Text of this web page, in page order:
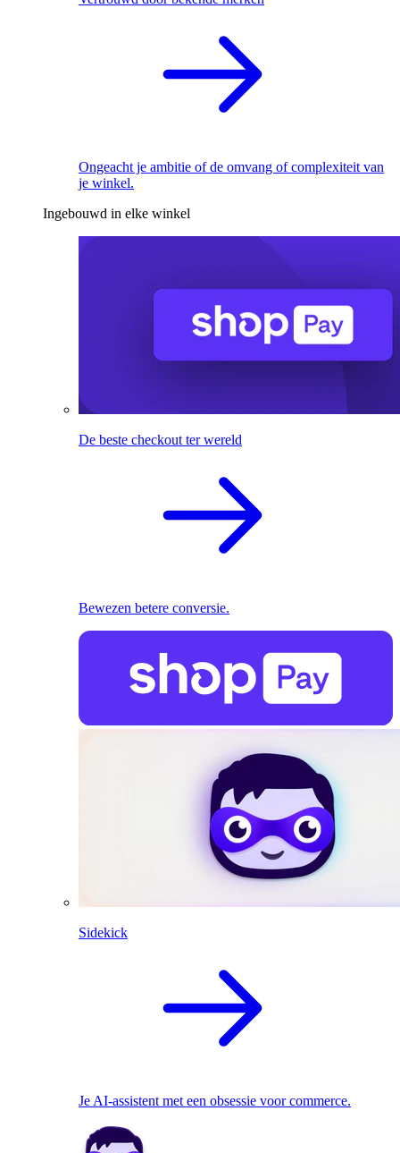
Ongeacht je ambitie of de omvang of complexiteit van
je winkel.
Ingebouwd in elke winkel
De beste checkout ter wereld
Bewezen betere conversie.
Sidekick
Je AI-assistent met een obsessie voor commerce.